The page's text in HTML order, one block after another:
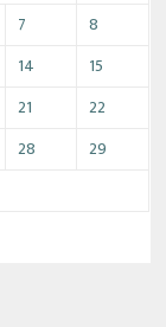
7
8
14
15
21
22
28
29